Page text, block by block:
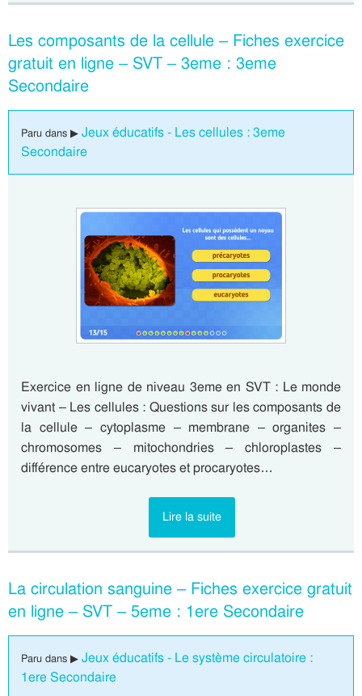
Les composants de la cellule – Fiches exercice
gratuit en ligne – SVT – 3eme : 3eme
Secondaire
Paru dans ▶ Jeux éducatifs - Les cellules : 3eme
Secondaire
Exercice en ligne de niveau 3eme en SVT : Le monde
vivant – Les cellules : Questions sur les composants de
la cellule – cytoplasme – membrane – organites –
chromosomes – mitochondries – chloroplastes –
différence entre eucaryotes et procaryotes…
Lire la suite
La circulation sanguine – Fiches exercice gratuit
en ligne – SVT – 5eme : 1ere Secondaire
Paru dans ▶ Jeux éducatifs - Le système circulatoire :
1ere Secondaire